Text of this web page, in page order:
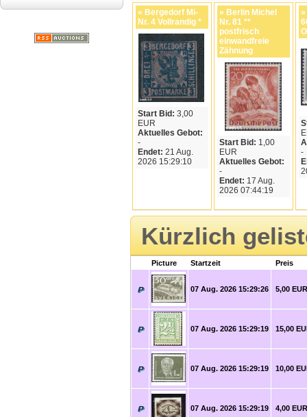
» Bergedorf Mi-
Nr. 4 Vollrandig *
Start Bid: 3,00
EUR
Aktuelles Gebot:
-
Endet: 21 Aug.
2026 15:29:10
» Berlin Michel
Nr. 81 **
postfrisch
einwandfreie
Zähnung
Start Bid: 1,00
EUR
Aktuelles Gebot:
-
Endet: 17 Aug.
2026 07:44:19
»
-
Kürzlich
Picture Startzeit Preis
07 Aug. 2026 15:29:26 5,00 EUR
07 Aug. 2026 15:29:19 15,00
07 Aug. 2026 15:29:19 10,00
07 Aug. 2026 15:29:19 4,00 EUR